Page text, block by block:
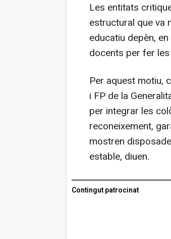
Les entitats
estructural que va
educatiu depèn,
docents per fer
Per aquest motiu,
i FP de la
per integrar les
reconeixement,
mostren
estable, diuen.
Contingut patrocinat